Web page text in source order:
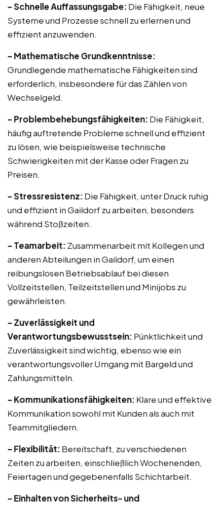
– Schnelle Auffassungsgabe: Die Fähigkeit, neue
Systeme und Prozesse schnell zu erlernen und
effizient anzuwenden.
– Mathematische Grundkenntnisse:
Grundlegende mathematische Fähigkeiten sind
erforderlich, insbesondere für das Zählen von
Wechselgeld.
– Problembehebungsfähigkeiten: Die Fähigkeit,
häufig auftretende Probleme schnell und effizient
zu lösen, wie beispielsweise technische
Schwierigkeiten mit der Kasse oder Fragen zu
Preisen.
– Stressresistenz: Die Fähigkeit, unter Druck ruhig
und effizient in Gaildorf zu arbeiten, besonders
während Stoßzeiten.
– Teamarbeit: Zusammenarbeit mit Kollegen und
anderen Abteilungen in Gaildorf, um einen
reibungslosen Betriebsablauf bei diesen
Vollzeitstellen, Teilzeitstellen und Minijobs zu
gewährleisten.
– Zuverlässigkeit und
Verantwortungsbewusstsein: Pünktlichkeit und
Zuverlässigkeit sind wichtig, ebenso wie ein
verantwortungsvoller Umgang mit Bargeld und
Zahlungsmitteln.
– Kommunikationsfähigkeiten: Klare und effektive
Kommunikation sowohl mit Kunden als auch mit
Teammitgliedern.
– Flexibilität: Bereitschaft, zu verschiedenen
Zeiten zu arbeiten, einschließlich Wochenenden,
Feiertagen und gegebenenfalls Schichtarbeit.
– Einhalten von Sicherheits- und